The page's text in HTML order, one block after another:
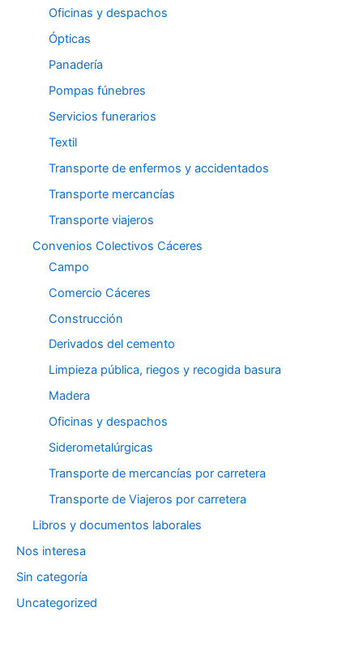
Oficinas y despachos
Ópticas
Panadería
Pompas fúnebres
Servicios funerarios
Textil
Transporte de enfermos y accidentados
Transporte mercancías
Transporte viajeros
Convenios Colectivos Cáceres
Campo
Comercio Cáceres
Construcción
Derivados del cemento
Limpieza pública, riegos y recogida basura
Madera
Oficinas y despachos
Siderometalúrgicas
Transporte de mercancías por carretera
Transporte de Viajeros por carretera
Libros y documentos laborales
Nos interesa
Sin categoría
Uncategorized